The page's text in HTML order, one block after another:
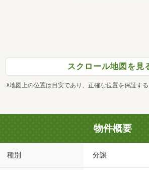
スクロール地図を見
※地図上の位置は目安であり、正確な位置を保証する
物件概要
種別 分譲